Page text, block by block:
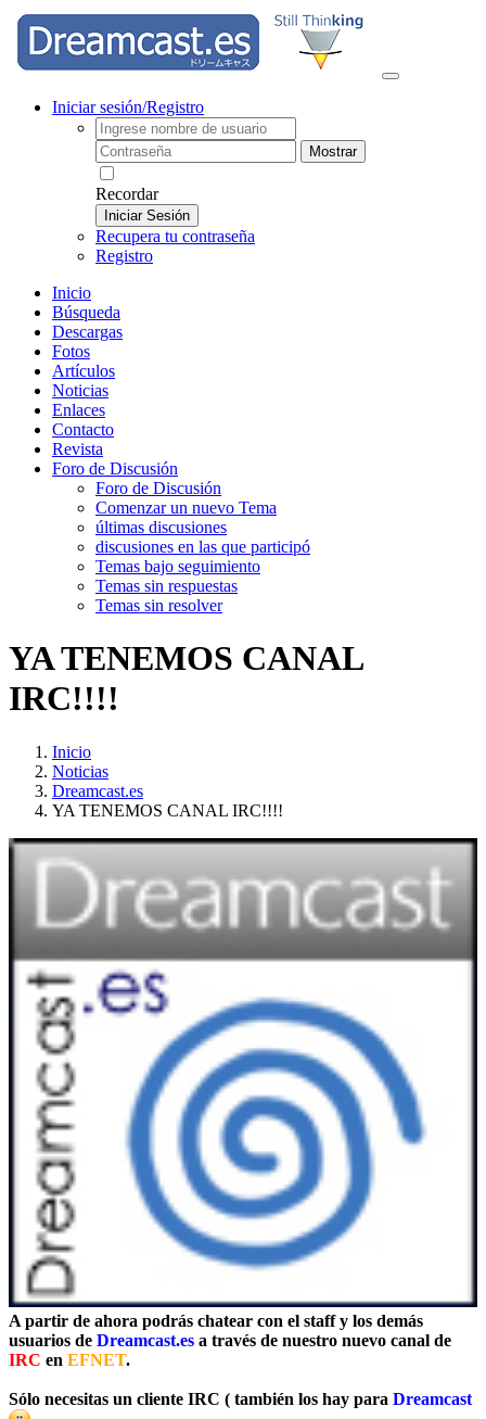
Iniciar sesión/Registro
Mostrar
Recordar
Iniciar Sesión
Recupera tu contraseña
Registro
Inicio
Búsqueda
Descargas
Fotos
Artículos
Noticias
Enlaces
Contacto
Revista
Foro de Discusión
Foro de Discusión
Comenzar un nuevo Tema
últimas discusiones
discusiones en las que participó
Temas bajo seguimiento
Temas sin respuestas
Temas sin resolver
YA TENEMOS CANAL
IRC!!!!
Inicio
Noticias
Dreamcast.es
YA TENEMOS CANAL IRC!!!!
A partir de ahora podrás chatear con el staff y los demás
usuarios de Dreamcast.es a través de nuestro nuevo canal de
IRC en EFNET.
Sólo necesitas un cliente IRC ( también los hay para Dreamcast